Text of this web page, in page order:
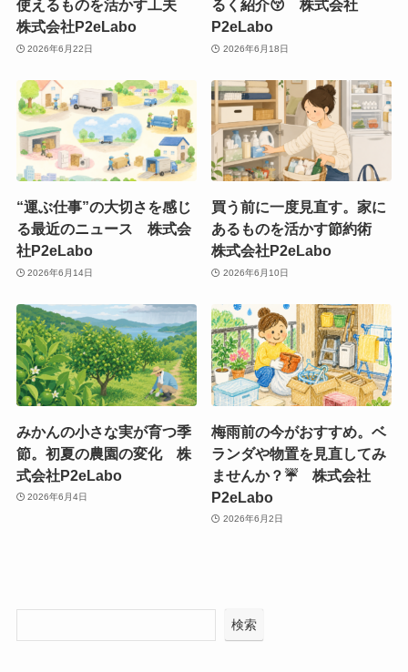
使えるものを活かす工夫
株式会社P2eLabo
2026年6月22日
るく紹介😚 株式会社
P2eLabo
2026年6月18日
“運ぶ仕事”の大切さを感じ
る最近のニュース 株式会
社P2eLabo
2026年6月14日
買う前に一度見直す。家に
あるものを活かす節約術
株式会社P2eLabo
2026年6月10日
みかんの小さな実が育つ季
節。初夏の農園の変化 株
式会社P2eLabo
2026年6月4日
梅雨前の今がおすすめ。ベ
ランダや物置を見直してみ
ませんか？☔ 株式会社
P2eLabo
2026年6月2日
検索